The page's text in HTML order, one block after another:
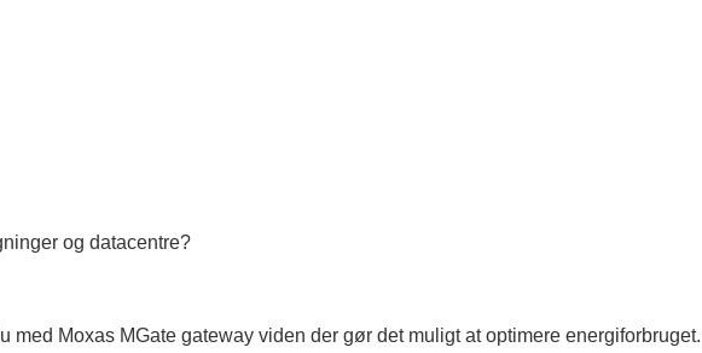
og datacentre?
Moxas MGate gateway viden der gør det muligt at optimere energiforbruget.